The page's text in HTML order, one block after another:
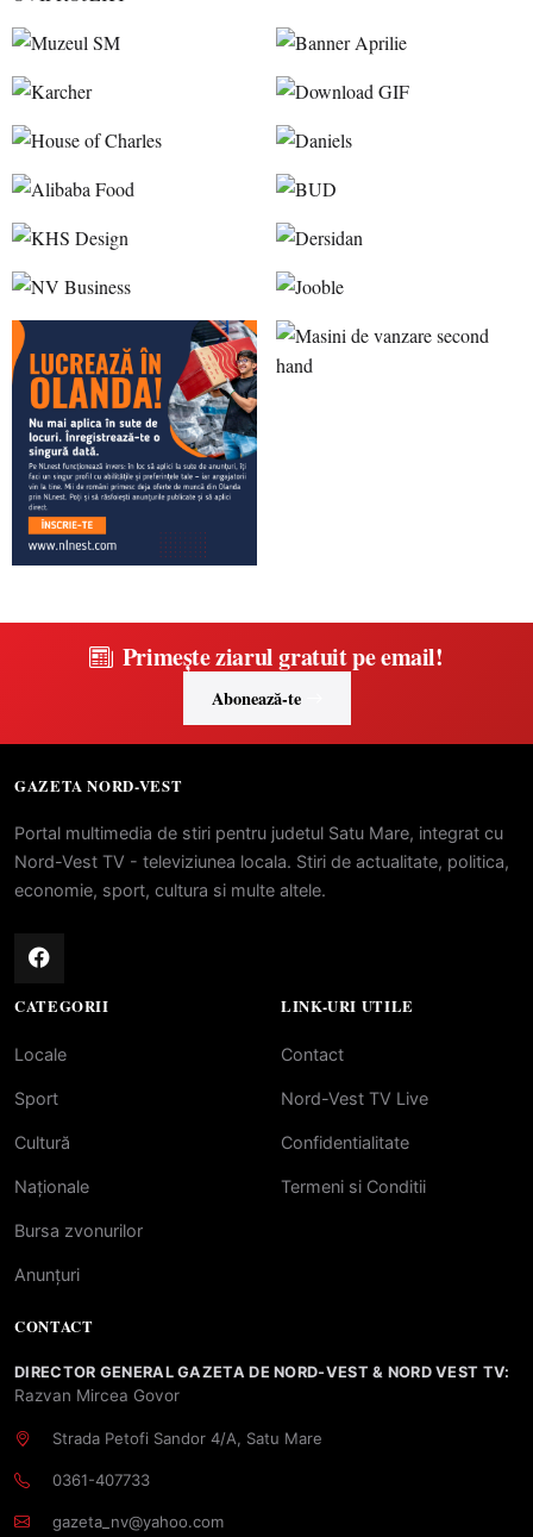
Primește ziarul gratuit pe email!
Abonează-te
GAZETA NORD-VEST
Portal multimedia de stiri pentru judetul Satu Mare, integrat cu
Nord-Vest TV - televiziunea locala. Stiri de actualitate, politica,
economie, sport, cultura si multe altele.
CATEGORII
Locale
Sport
Cultură
Naționale
Bursa zvonurilor
Anunțuri
LINK-URI UTILE
Contact
Nord-Vest TV Live
Confidentialitate
Termeni si Conditii
CONTACT
DIRECTOR GENERAL GAZETA DE NORD-VEST & NORD VEST TV:
Razvan Mircea Govor
Strada Petofi Sandor 4/A, Satu Mare
0361-407733
gazeta_nv@yahoo.com